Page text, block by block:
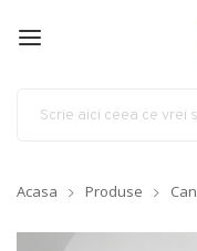
Acasa Produse